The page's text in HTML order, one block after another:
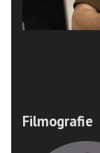
Filmografie